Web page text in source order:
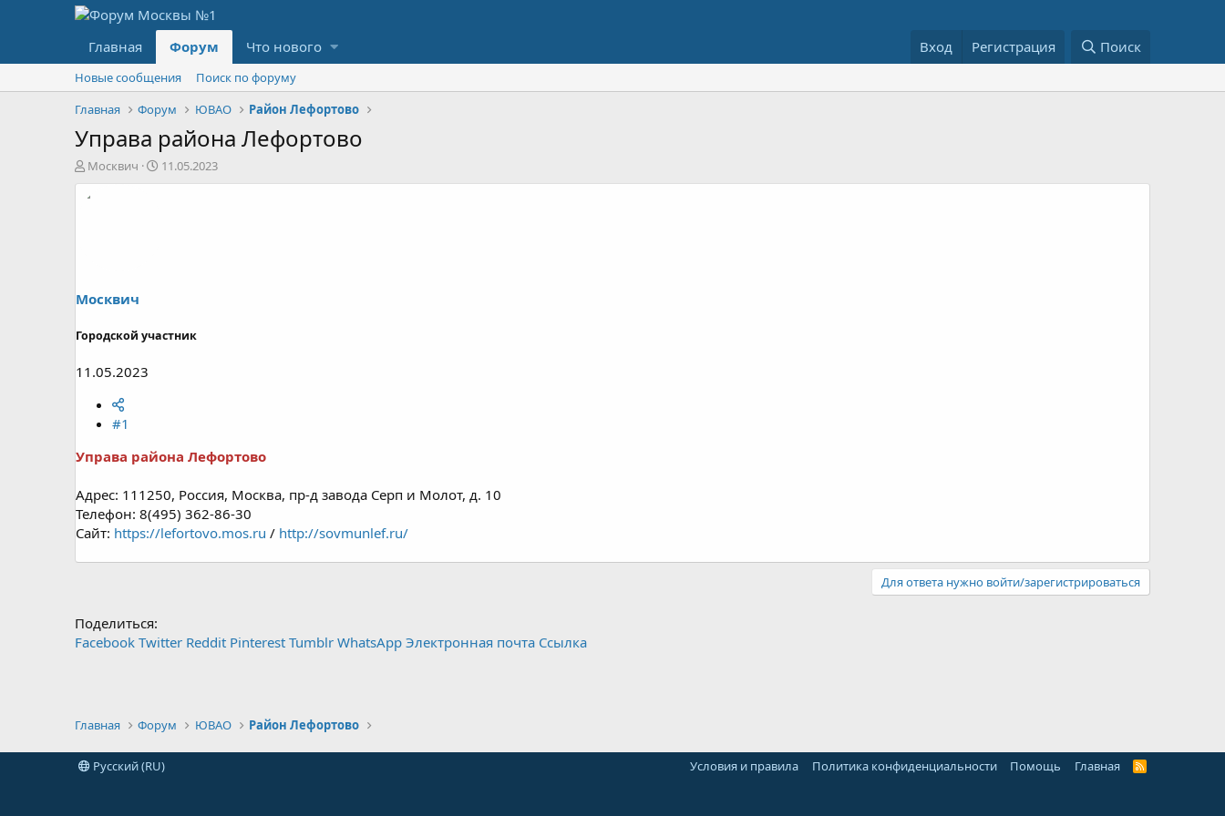
Главная Форум Что нового Вход Регистрация Поиск
Новые сообщения
Поиск по форуму
Главная
Форум ЮВАО Район Лефортово
Управа района Лефортово
А
в
т
ы
Москвич
Д
а
11.05.2023
Москвич
Городской участник
11.05.2023
#1
Управа района Лефортово
Адрес: 111250, Россия, Москва, пр-д завода Серп и Молот, д. 10
Телефон: 8(495) 362-86-30
Сайт: https://lefortovo.mos.ru / http://sovmunlef.ru/
Для ответа нужно войти/зарегистрироваться
Поделиться:
Facebook Twitter Reddit Pinterest Tumblr WhatsApp Электронная почта Ссылка
Главная Форум ЮВАО Район Лефортово
Русский (RU) Условия и правила Политика конфиденциальности Помощь Главная
R